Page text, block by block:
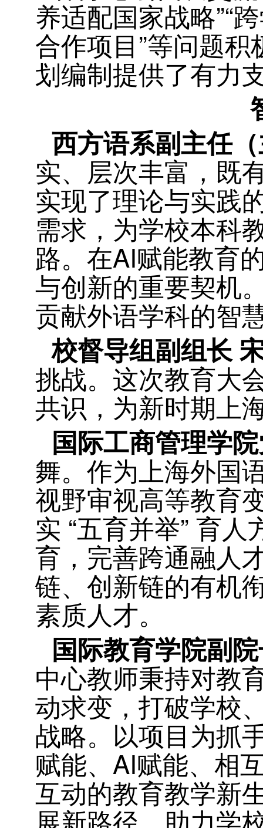
养适配国家战略”“
合作项目”等问题
划编制提供了有力
西方语系副主任
实、层次丰富，既
实现了理论与实践
需求，为学校本科
路。 在AI赋能教育
与创新的重要契机
贡献外语学科的智
校督导组副组长
挑战。这次教育大
共识，为新时期上
国际工商管理学
舞。作为上海外国
视野审视高等教育
实 “五育并举” 育
育，完善跨通融人
链、创新链的有机
素质人才。
国际教育学院副
中心教师秉持对教
动求变，打破学校
战略。以项目为抓
赋能、AI赋能、相
互动的教育教学新
展新路径，助力学